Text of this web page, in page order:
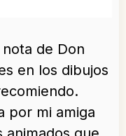
de Don
en los dibujos
por mi amiga